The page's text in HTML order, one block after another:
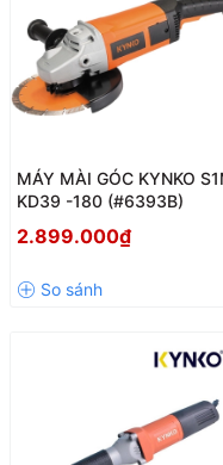
MÁY MÀI GÓC KYNKO
KD39 -180 (#6393B)
2.899.000₫